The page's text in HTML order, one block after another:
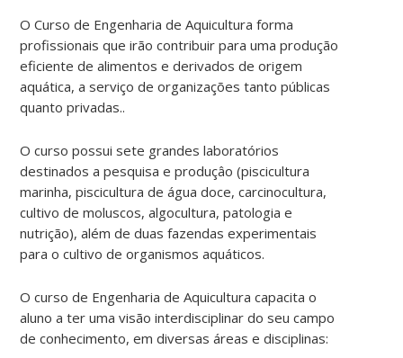
O Curso de Engenharia de Aquicultura forma
profissionais que irão contribuir para uma produção
eficiente de alimentos e derivados de origem
aquática, a serviço de organizações tanto públicas
quanto privadas..
O curso possui sete grandes laboratórios
destinados a pesquisa e produçâo (piscicultura
marinha, piscicultura de água doce, carcinocultura,
cultivo de moluscos, algocultura, patologia e
nutrição), além de duas fazendas experimentais
para o cultivo de organismos aquáticos.
O curso de Engenharia de Aquicultura capacita o
aluno a ter uma visão interdisciplinar do seu campo
de conhecimento, em diversas áreas e disciplinas: